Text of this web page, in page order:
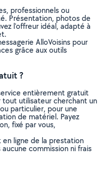
professionnels ou
Présentation, photos de
l'offreur idéal, adapté à
AlloVoisins pour
grâce aux outils
?
entièrement gratuit
tout utilisateur cherchant un
particulier, pour une
de matériel. Payez
fixé par vous,
en ligne de la prestation
commission ni frais